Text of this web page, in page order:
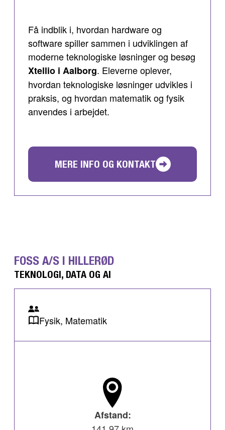
Få indblik i, hvordan hardware og
software spiller sammen i udviklingen af
moderne teknologiske løsninger og besøg
Xtellio i Aalborg. Eleverne oplever,
hvordan teknologiske løsninger udvikles i
praksis, og hvordan matematik og fysik
anvendes i arbejdet.
MERE INFO OG KONTAKT
FOSS A/S I HILLERØD
TEKNOLOGI, DATA OG AI
Fysik, Matematik
Afstand: